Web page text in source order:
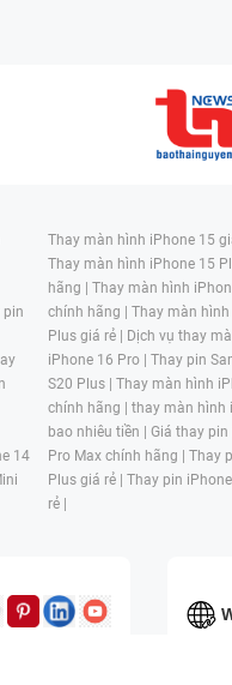
pin
14
Thay màn hình iPhone 15
Thay màn hình iPhone 15
hãng | Thay màn hình
chính hãng | Thay màn hình
Plus giá rẻ |
Dịch vụ thay
iPhone 16 Pro | Thay pin
S20 Plus | Thay màn hình
chính hãng | thay màn hình
bao nhiêu tiền | Giá thay pin
Pro Max chính hãng | Thay
Plus giá rẻ | Thay pin
rẻ |